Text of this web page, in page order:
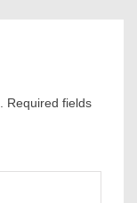
Required fields